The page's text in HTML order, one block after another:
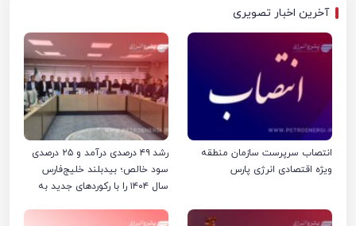
آخرین اخبار تصویری
انتصاب سرپرست سازمان منطقه
ویژه اقتصادی انرژی پارس
رشد ۴۹ درصدی درآمد و ۲۵ درصدی
سود خالص؛ بیدبلند خلیج‌فارس
سال ۱۴۰۴ را با رکوردهای جدید به